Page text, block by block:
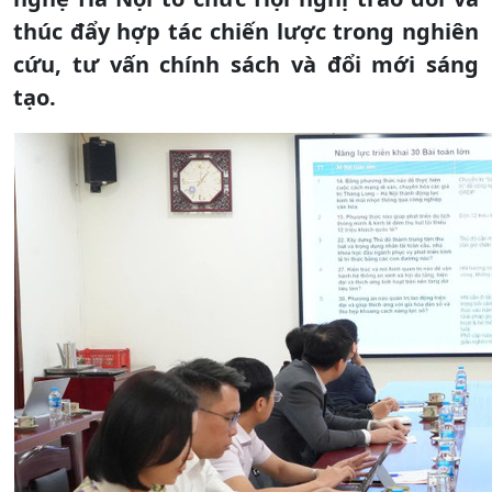
thúc đẩy hợp tác chiến lược trong nghiên
cứu, tư vấn chính sách và đổi mới sáng
tạo.